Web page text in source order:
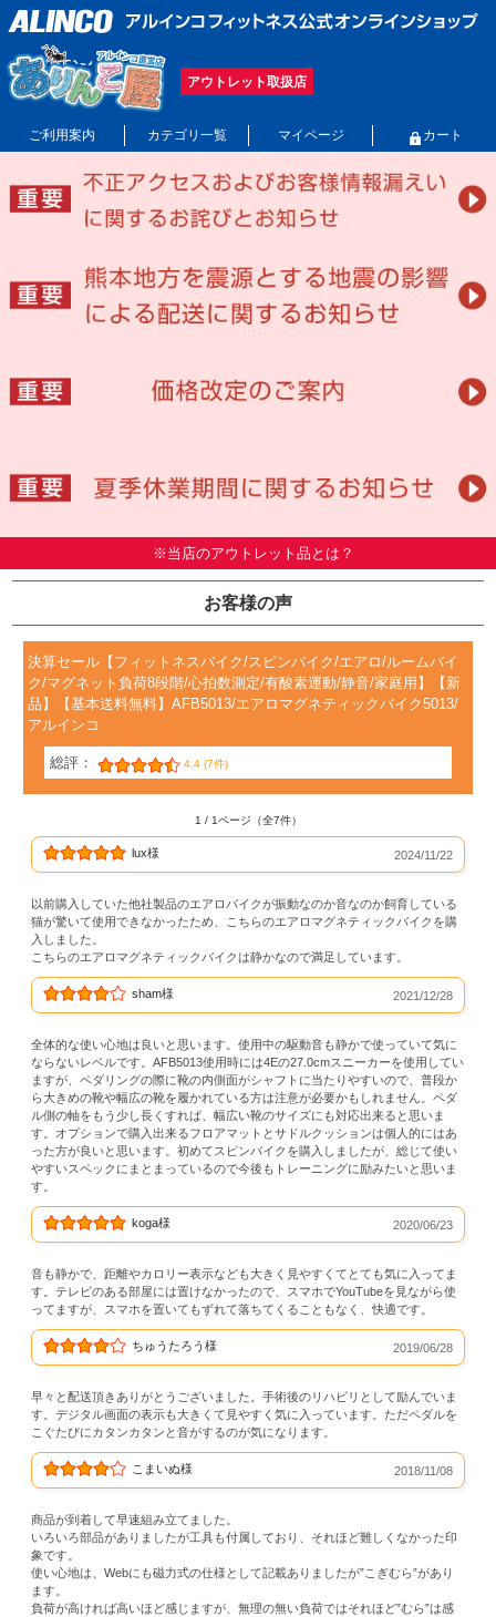
アウトレット取扱店
ご利用案内 カテゴリ一覧 マイページ カート
※当店のアウトレット品とは？
お客様の声
決算セール【フィットネスバイク/スピンバイク/エアロ/ルームバイ
ク/マグネット負荷8段階/心拍数測定/有酸素運動/静音/家庭用】【新
品】【基本送料無料】AFB5013/エアロマグネティックバイク5013/
アルインコ
総評： 4.4 (7件)
1 / 1ページ（全7件）
lux様 2024/11/22
以前購入していた他社製品のエアロバイクが振動なのか音なのか飼育している
猫が驚いて使用できなかったため、こちらのエアロマグネティックバイクを購
入しました。
こちらのエアロマグネティックバイクは静かなので満足しています。
sham様 2021/12/28
全体的な使い心地は良いと思います。使用中の駆動音も静かで使っていて気に
ならないレベルです。AFB5013使用時には4Eの27.0cmスニーカーを使用してい
ますが、ペダリングの際に靴の内側面がシャフトに当たりやすいので、普段か
ら大きめの靴や幅広の靴を履かれている方は注意が必要かもしれません。ペダ
ル側の軸をもう少し長くすれば、幅広い靴のサイズにも対応出来ると思いま
す。オプションで購入出来るフロアマットとサドルクッションは個人的にはあ
った方が良いと思います。初めてスピンバイクを購入しましたが、総じて使い
やすいスペックにまとまっているので今後もトレーニングに励みたいと思いま
す。
koga様 2020/06/23
音も静かで、距離やカロリー表示なども大きく見やすくてとても気に入ってま
す。テレビのある部屋には置けなかったので、スマホでYouTubeを見ながら使
ってますが、スマホを置いてもずれて落ちてくることもなく、快適です。
ちゅうたろう様 2019/06/28
早々と配送頂きありがとうございました。手術後のリハビリとして励んでいま
す。デジタル画面の表示も大きくて見やすく気に入っています。ただペダルを
こぐたびにカタンカタンと音がするのが気になります。
こまいぬ様 2018/11/08
商品が到着して早速組み立てました。
いろいろ部品がありましたが工具も付属しており、それほど難しくなかった印
象です。
使い心地は、Webにも磁力式の仕様として記載ありましたが”こぎむら”があり
ます。
負荷が高ければ高いほど感じますが、無理の無い負荷ではそれほど”むら”は感